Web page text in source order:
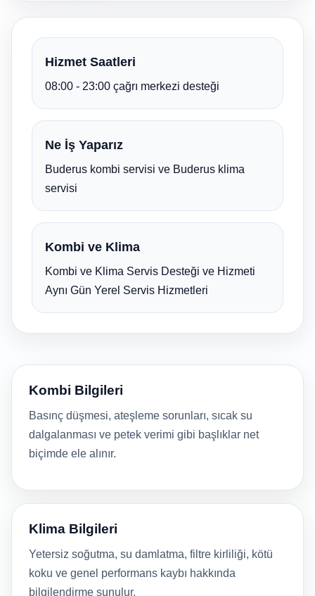
Hizmet Saatleri
08:00 - 23:00 çağrı merkezi desteği
Ne İş Yaparız
Buderus kombi servisi ve Buderus klima
servisi
Kombi ve Klima
Kombi ve Klima Servis Desteği ve Hizmeti
Aynı Gün Yerel Servis Hizmetleri
Kombi Bilgileri
Basınç düşmesi, ateşleme sorunları, sıcak su
dalgalanması ve petek verimi gibi başlıklar net
biçimde ele alınır.
Klima Bilgileri
Yetersiz soğutma, su damlatma, filtre kirliliği, kötü
koku ve genel performans kaybı hakkında
bilgilendirme sunulur.